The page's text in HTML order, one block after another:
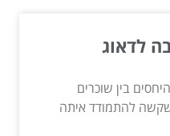
לדאוג
בין שוכרים
להתמודד איתה